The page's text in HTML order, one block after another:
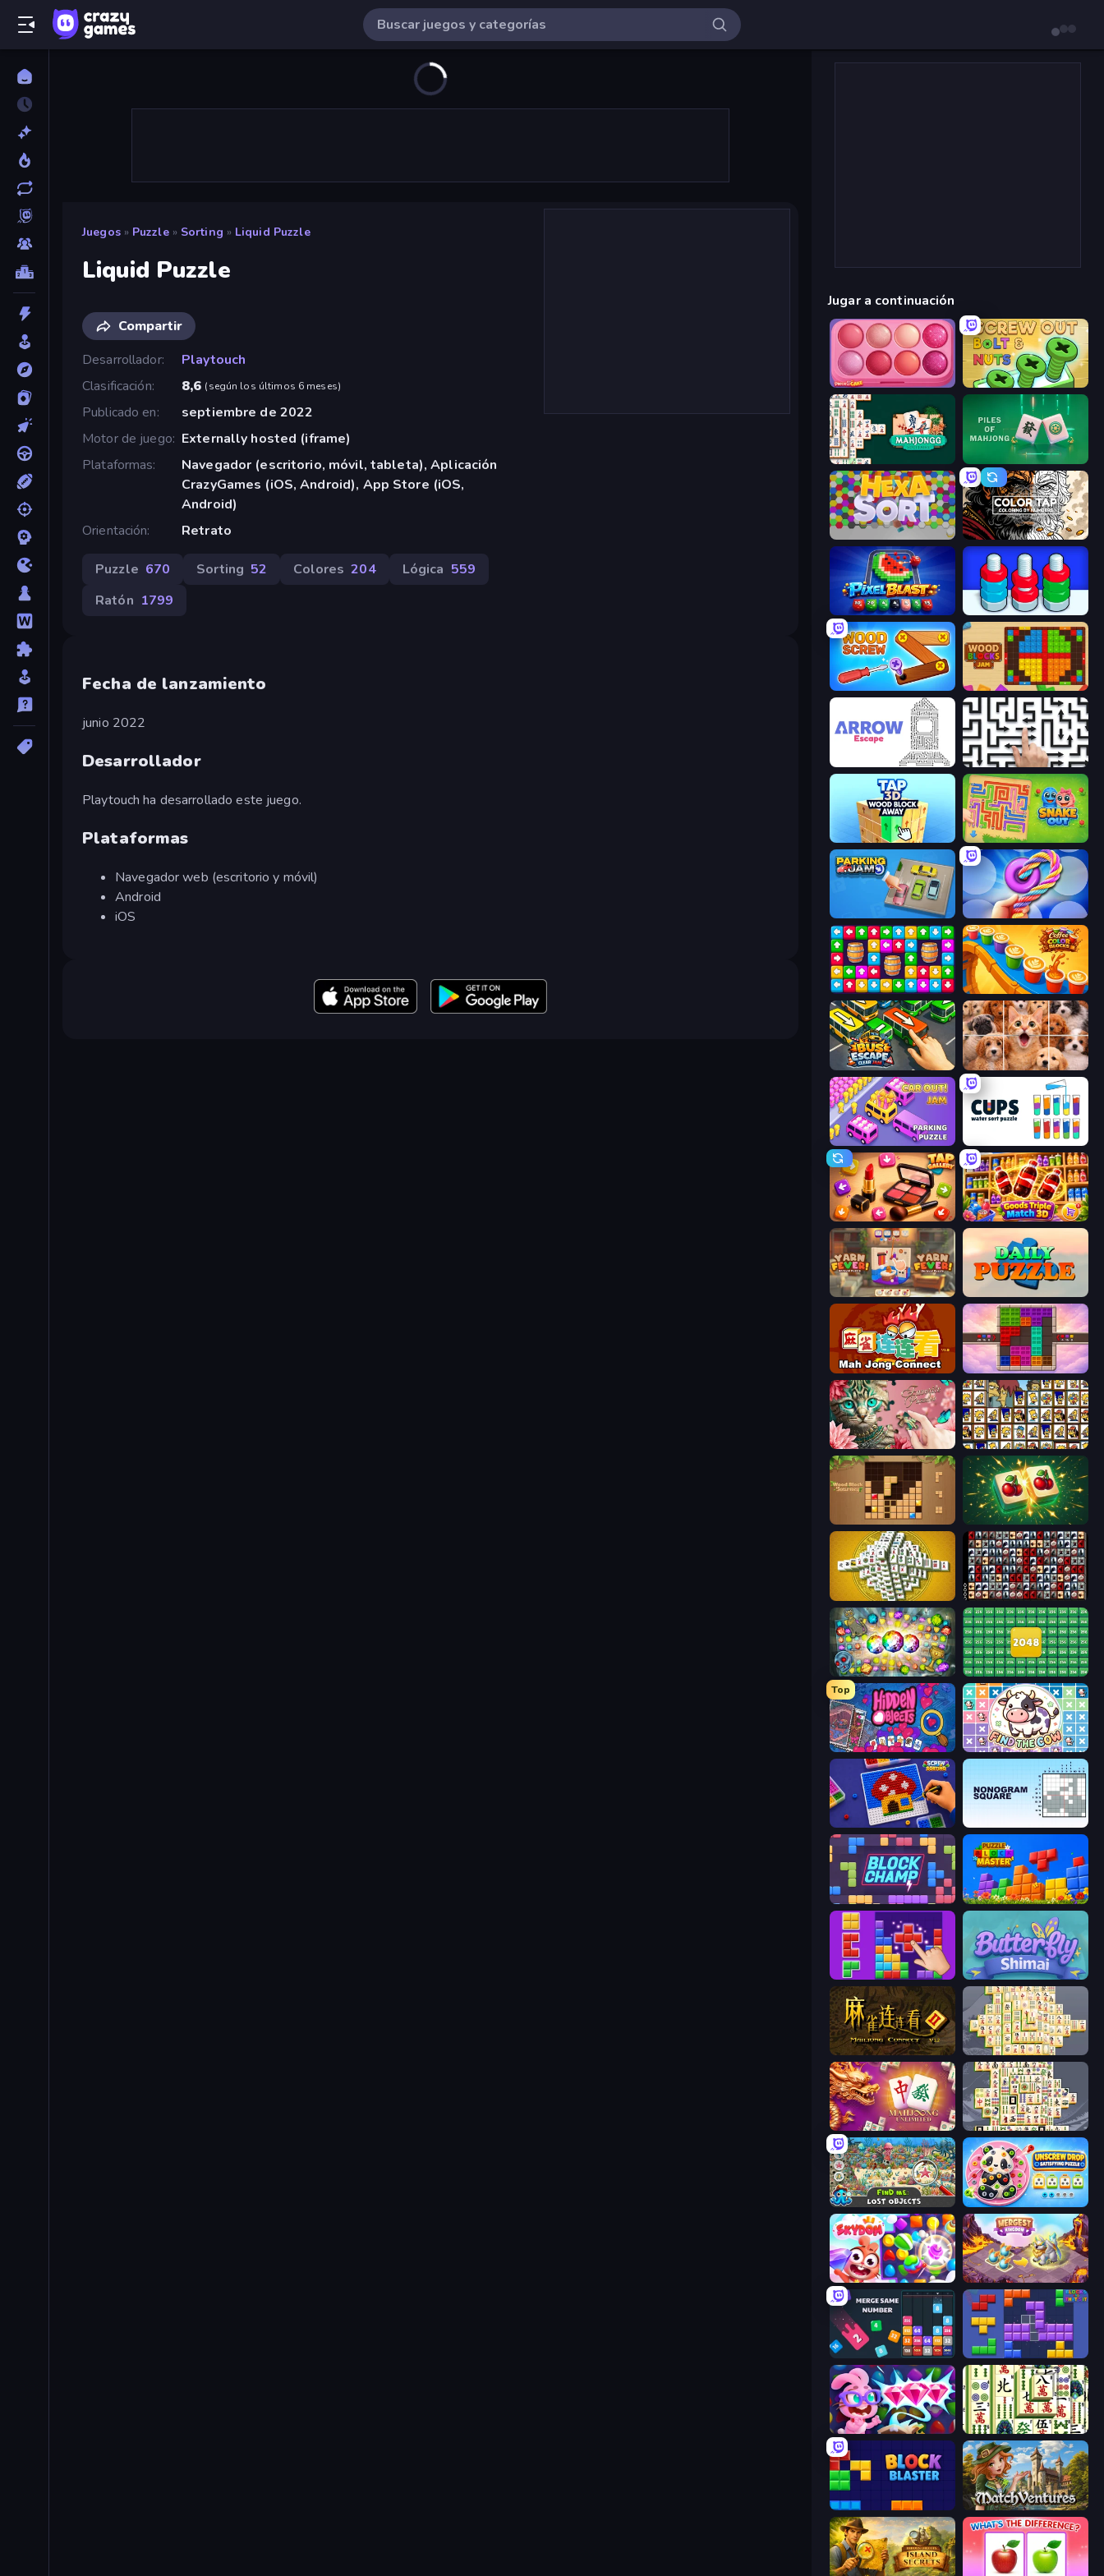
Juegos » Puzzle » Sorting » Liquid Puzzle
Liquid Puzzle
Compartir
Desarrollador
Playtouch
Clasificación
8,6 (según los últimos 6 meses)
Publicado en
septiembre de 2022
Motor de juego Externally hosted (iframe)
Plataformas
Navegador (escritorio, móvil, tableta), Aplicación
CrazyGames (iOS, Android), App Store (iOS,
Android)
Orientación
Retrato
Puzzle 670 Sorting 52 Colores 204 Lógica 559
Ratón 1799
Fecha de lanzamiento
junio 2022
Desarrollador
Playtouch ha desarrollado este juego.
Plataformas
Navegador web (escritorio y móvil)
Android
iOS
Jugar a continuación
Piece of Cake: Merge and Bake Screw Out: Bolts and Nuts
Solitario Chino Piles of Mahjong
Color Tap: Coloring by Numbers
Pixel Blast Tuercas y Tornillos
Wood Screw: Bolts Puzzle Wood Blocks Jam
Arrow Escape Arrow Escape: Puzzle
Snake Out: Maze Escape
Twisted Tangle
Tap Away Story Coffee Color Blocks
Bus Escape: Clear Jam Jigpic Solitaire
Car OUT! Jam Parking Puzzle Cups - Water Sort Puzzle
Tap Gallery Goods Triple Match 3D
Yarn Fever! Unravel Puzzle
Mahjong Connect (Legacy) Color Cube Puzzle
Favorite Puzzles Tiles of the Simpsons
Wood Block Journey Mahjong Puzzle: Tile Match
Mahjong Tower War Mahjong
Forgotten Treasure 2 2048 Merge Blocks
Top
Hidden Objects Find The Cow
Screw Sorting
Block Champ Puzzle Block Master
BlockBuster Puzzle Butterfly Shimai
Mahjong Connect 2 (Legacy) Mahjong Online
Mahjong Unlimited Mahjong Titans
Find Me: Lost Objects Unscrew Drop: Satisfying Puzzle
Skydom Mergest Kingdom
Drop & Merge the Numbers Blocks and that’s it
Skydom: Reforged Mahjong Shanghai
Block Blaster MatchVentures